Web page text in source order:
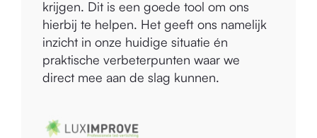
hierbij te helpen. Het geeft ons namelijk
inzicht in onze huidige situatie én
praktische verbeterpunten waar we
direct mee aan de slag kunnen.